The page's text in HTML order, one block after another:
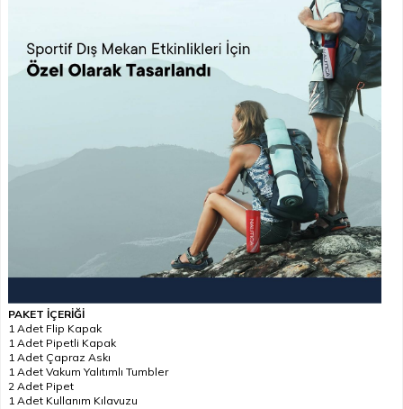
PAKET İÇERİĞİ
1 Adet Flip Kapak
1 Adet Pipetli Kapak
1 Adet Çapraz Askı
1 Adet Vakum Yalıtımlı Tumbler
2 Adet Pipet
1 Adet Kullanım Kılavuzu